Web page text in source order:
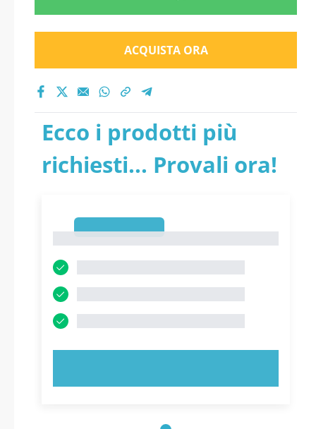
ACQUISTA ORA
Ecco i prodotti più
richiesti... Provali ora!